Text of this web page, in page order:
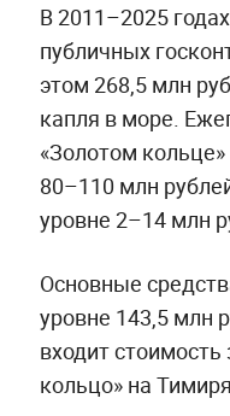
В 2011–2025
публичных
этом 268,5 млн
капля в море.
«Золотом
80–110 млн
уровне 2–14 млн
Основные
уровне 143,5 млн
входит стоимость
кольцо» на